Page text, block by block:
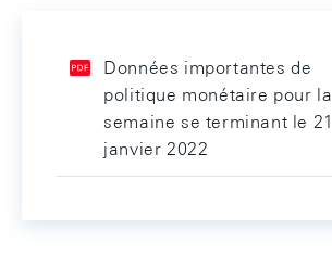
Données importantes de
politique monétaire pour la
semaine se terminant le 21
janvier 2022